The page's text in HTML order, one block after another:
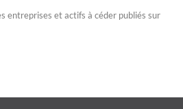
entreprises et actifs à céder publiés sur